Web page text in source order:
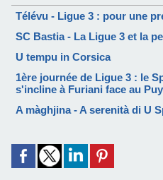
Télévu - Ligue 3 : pour une
SC Bastia - La Ligue 3 et la
U tempu in Corsica
1ère journée de Ligue 3 : le
s'incline à Furiani face au
A màghjina - A serenità di U